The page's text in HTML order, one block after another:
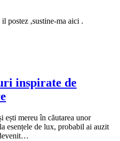
postez ,sustine-ma aici .
inspirate de
ești mereu în căutarea unor
esențele de lux, probabil ai auzit